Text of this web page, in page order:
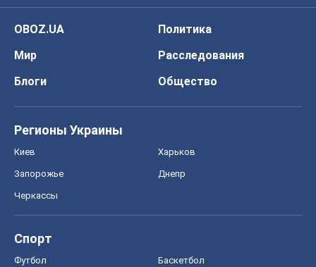
OBOZ.UA
Политика
Мир
Расследования
Блоги
Общество
Регионы Украины
Киев Харьков
Запорожье Днепр
Черкассы
Спорт
Футбол Баскетбол